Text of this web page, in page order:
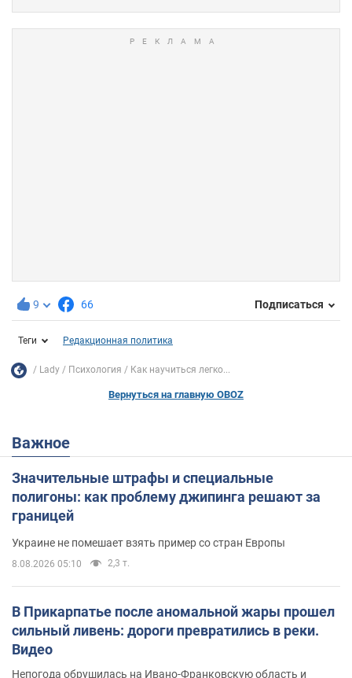
9 66 Подписаться
Теги Редакционная политика
Lady Психология Как научиться легко...
Вернуться на главную OBOZ
Важное
Значительные штрафы и специальные
полигоны: как проблему джипинга решают за
границей
Украине не помешает взять пример со стран Европы
8.08.2026 05:10 2,3 т.
В Прикарпатье после аномальной жары прошел
сильный ливень: дороги превратились в реки.
Видео
Непогода обрушилась на Ивано-Франковскую область и